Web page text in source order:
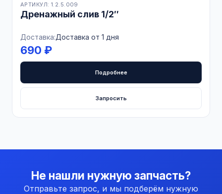
АРТИКУЛ: 1.2.5.009
Дренажный слив 1/2″
Доставка:Доставка от 1 дня
690 ₽
Подробнее
Запросить
Не нашли нужную запчасть?
Отправьте запрос, и мы подберём нужную